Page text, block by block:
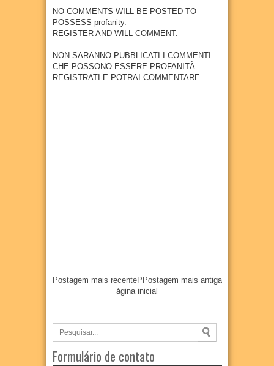
nço
07 Aug 2026
04 Aug 2026
crianç
as e
adoles
centes
meno
res de
15
anos
NO COMMENTS WILL BE POSTED TO
POSSESS profanity.
REGISTER AND WILL COMMENT.
NON SARANNO PUBBLICATI I COMMENTI
CHE POSSONO ESSERE PROFANITÀ.
REGISTRATI E POTRAI COMMENTARE.
Postagem mais recente Postagem mais antiga
P
ágina inicial
Formulário de contato